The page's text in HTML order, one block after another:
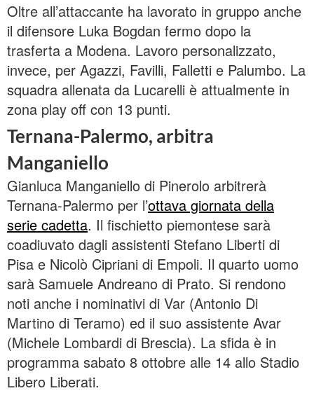
Oltre all’attaccante ha lavorato in gruppo anche
il difensore Luka Bogdan fermo dopo la
trasferta a Modena. Lavoro personalizzato,
invece, per Agazzi, Favilli, Falletti e Palumbo. La
squadra allenata da Lucarelli è attualmente in
zona play off con 13 punti.
Ternana-Palermo, arbitra
Manganiello
Gianluca Manganiello di Pinerolo arbitrerà
Ternana-Palermo per l’ottava giornata della
serie cadetta. Il fischietto piemontese sarà
coadiuvato dagli assistenti Stefano Liberti di
Pisa e Nicolò Cipriani di Empoli. Il quarto uomo
sarà Samuele Andreano di Prato. Si rendono
noti anche i nominativi di Var (Antonio Di
Martino di Teramo) ed il suo assistente Avar
(Michele Lombardi di Brescia). La sfida è in
programma sabato 8 ottobre alle 14 allo Stadio
Libero Liberati.